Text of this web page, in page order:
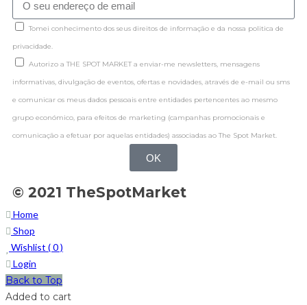
Tomei conhecimento dos seus direitos de informação e da nossa politica de
privacidade.
Autorizo a THE SPOT MARKET a enviar-me newsletters, mensagens
informativas, divulgação de eventos, ofertas e novidades, através de e-mail ou sms
e comunicar os meus dados pessoais entre entidades pertencentes ao mesmo
grupo económico, para efeitos de marketing (campanhas promocionais e
comunicação a efetuar por aquelas entidades) associadas ao The Spot Market.
OK
© 2021 TheSpotMarket
Home
Shop
Wishlist (0)
Login
Back to Top
Added to cart